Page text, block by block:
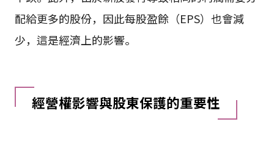
配給更多的股份，因此每股盈餘（EPS）也會減
少，這是經濟上的影響。
經營權影響與股東保護的重要性